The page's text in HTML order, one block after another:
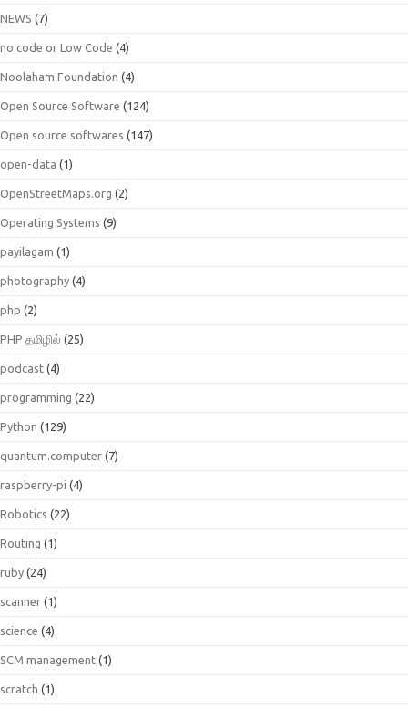
NEWS (7)
no code or Low Code (4)
Noolaham Foundation (4)
Open Source Software (124)
Open source softwares (147)
open-data (1)
OpenStreetMaps.org (2)
Operating Systems (9)
payilagam (1)
photography (4)
php (2)
PHP தமிழில் (25)
podcast (4)
programming (22)
Python (129)
quantum.computer (7)
raspberry-pi (4)
Robotics (22)
Routing (1)
ruby (24)
scanner (1)
science (4)
SCM management (1)
scratch (1)